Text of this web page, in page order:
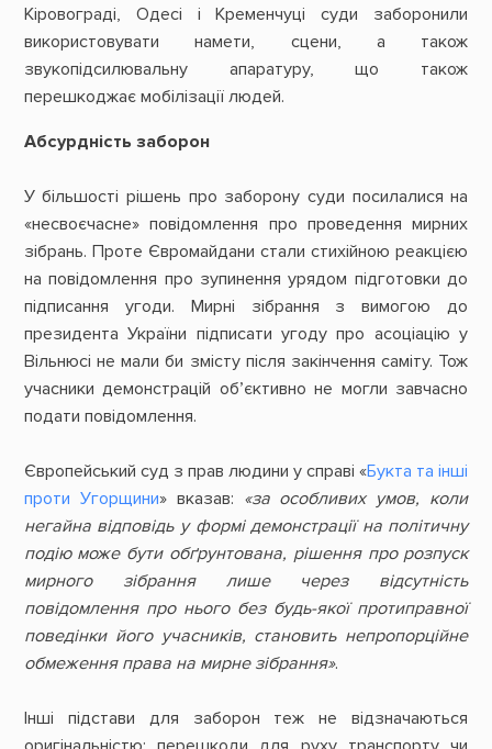
Кіровограді, Одесі і Кременчуці суди заборонили
використовувати намети, сцени, а також
звукопідсилювальну апаратуру, що також
перешкоджає мобілізації людей.
Абсурдність заборон
У більшості рішень про заборону суди посилалися на
«несвоєчасне» повідомлення про проведення мирних
зібрань. Проте Євромайдани стали стихійною реакцією
на повідомлення про зупинення урядом підготовки до
підписання угоди. Мирні зібрання з вимогою до
президента України підписати угоду про асоціацію у
Вільнюсі не мали би змісту після закінчення саміту. Тож
учасники демонстрацій об’єктивно не могли завчасно
подати повідомлення.
Європейський суд з прав людини у справі «Букта та інші
проти Угорщини» вказав: «за особливих умов, коли
негайна відповідь у формі демонстрації на політичну
подію може бути обґрунтована, рішення про розпуск
мирного зібрання лише через відсутність
повідомлення про нього без будь-якої протиправної
поведінки його учасників, становить непропорційне
обмеження права на мирне зібрання».
Інші підстави для заборон теж не відзначаються